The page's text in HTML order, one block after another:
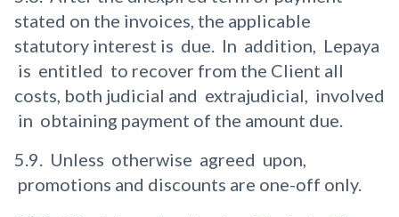
stated on the invoices, the applicable
statutory interest is due. In addition, Lepaya
is entitled to recover from the Client all
costs, both judicial and extrajudicial, involved
in obtaining payment of the amount due.
5.9. Unless otherwise agreed upon,
promotions and discounts are one-off only.